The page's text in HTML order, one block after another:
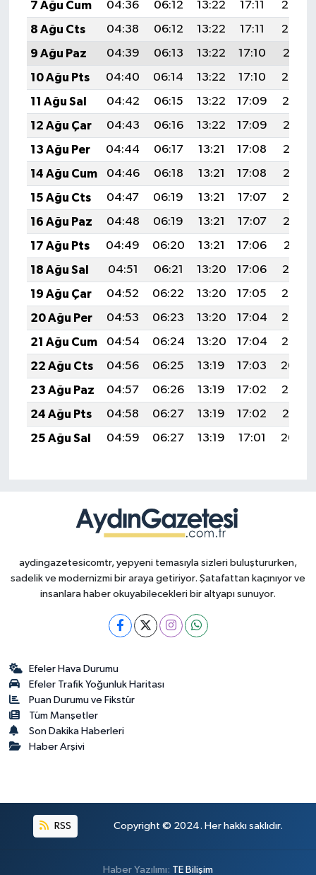
7 Ağu Cum
04:36 06:12 13:22 17:11
20:23
8 Ağu Cts
04:38 06:12 13:22 17:11
20:22
9 Ağu Paz
04:39 06:13 13:22 17:10
20:21
10 Ağu Pts
04:40 06:14 13:22 17:10
20:20
11 Ağu Sal
04:42 06:15 13:22 17:09
20:19
12 Ağu Çar
04:43 06:16 13:22 17:09
20:17
13 Ağu Per
04:44 06:17 13:21 17:08
20:16
14 Ağu Cum
04:46 06:18 13:21 17:08
20:15
15 Ağu Cts
04:47 06:19 13:21 17:07
20:14
16 Ağu Paz
04:48 06:19 13:21 17:07
20:12
17 Ağu Pts
04:49 06:20 13:21 17:06
20:11
18 Ağu Sal
04:51 06:21 13:20 17:06
20:10
19 Ağu Çar
04:52 06:22 13:20 17:05
20:08
20 Ağu Per
04:53 06:23 13:20 17:04
20:07
21 Ağu Cum
04:54 06:24 13:20 17:04
20:06
22 Ağu Cts
04:56 06:25 13:19 17:03
20:04
23 Ağu Paz
04:57 06:26 13:19 17:02
20:03
24 Ağu Pts
04:58 06:27 13:19 17:02
20:01
25 Ağu Sal
04:59 06:27 13:19 17:01 20:00
aydingazetesicomtr, yepyeni temasıyla sizleri buluştururken,
sadelik ve modernizmi bir araya getiriyor. Şatafattan kaçınıyor ve
insanlara haber okuyabilecekleri bir altyapı sunuyor.
Efeler Hava Durumu
Efeler Trafik Yoğunluk Haritası
Puan Durumu ve Fikstür
Tüm Manşetler
Son Dakika Haberleri
Haber Arşivi
RSS Copyright © 2024. Her hakkı saklıdır.
Haber Yazılımı: TE Bilişim